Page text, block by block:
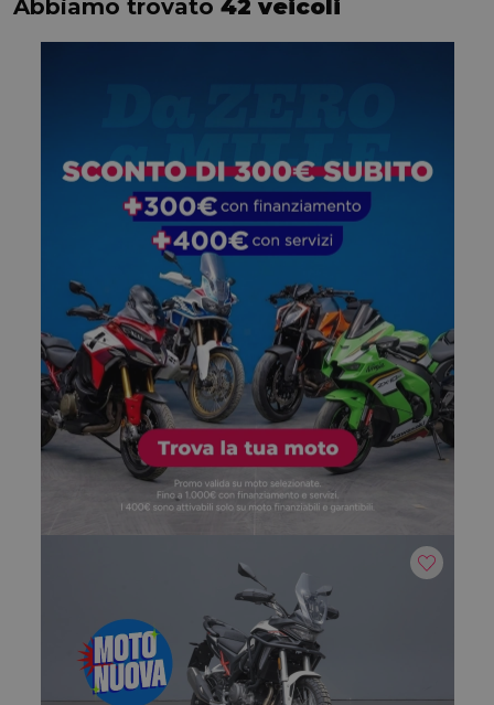
Abbiamo trovato 42 veicoli